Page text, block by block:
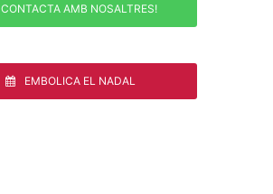
CONTACTA AMB NOSALTRES!
EMBOLICA EL NADAL